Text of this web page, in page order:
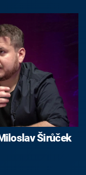
Širůček